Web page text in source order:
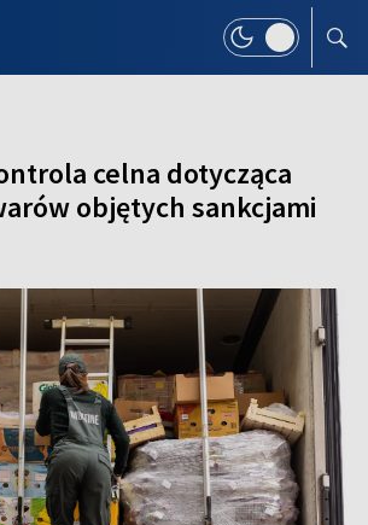
celna dotycząca
objętych sankcjami